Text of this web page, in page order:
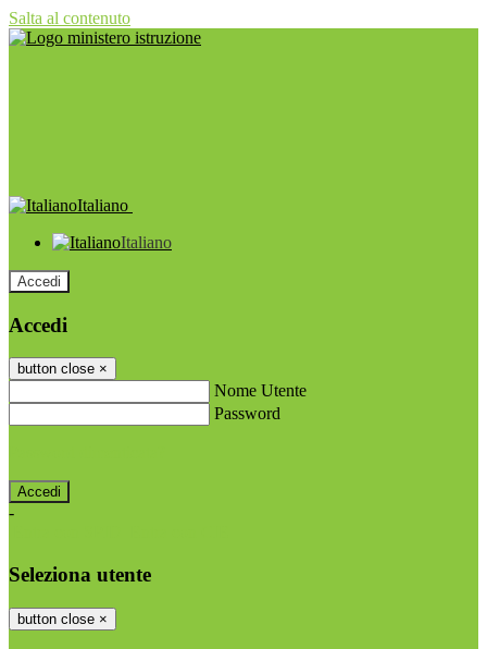
Salta al contenuto
Italiano
Italiano
Accedi
Accedi
button close ×
Nome Utente
Password
-
Seleziona utente
button close ×